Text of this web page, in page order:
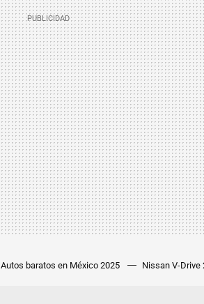
Autos baratos en México 2025 Nissan V-Drive